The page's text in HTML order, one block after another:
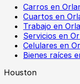
Carros en
Cuartos en
Trabajo en
Servicios en
Celulares en
Bienes raíces
Houston